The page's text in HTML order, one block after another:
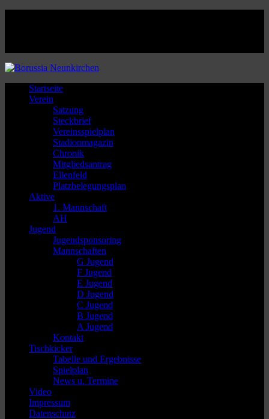
Startseite
Verein
Satzung
Steckbrief
Vereinsspielplan
Stadionmagazin
Chronik
Mitgliedsantrag
Ellenfeld
Platzbelegungsplan
Aktive
1. Mannschaft
AH
Jugend
Jugendsponsoring
Mannschaften
G Jugend
F Jugend
E Jugend
D Jugend
C Jugend
B Jugend
A Jugend
Kontakt
Tischkicker
Tabelle und Ergebnisse
Spielplan
News u. Termine
Video
Impressum
Datenschutz